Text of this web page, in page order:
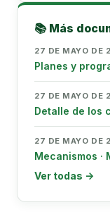
📚 Más
27 DE MAYO DE
Planes y
27 DE MAYO DE
Detalle de los
27 DE MAYO DE
Mecanismos ·
Ver todas →